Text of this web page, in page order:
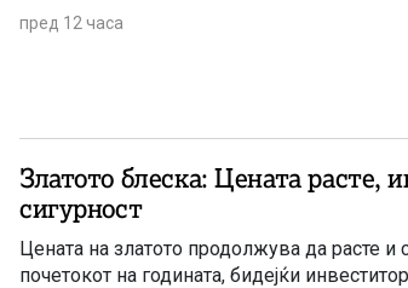
пред 12 часа
Златото блеска: Цената расте,
сигурност
Цената на златото продолжува да расте
почетокот на годината, бидејќи